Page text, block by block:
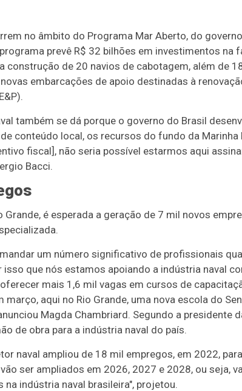
no âmbito do Programa Mar Aberto, do
prevê R$ 32 bilhões em investimentos na
construção de 20 navios de cabotagem, além de
embarcações de apoio destinadas à
também se dá porque o governo do Brasil
conteúdo local, os recursos do fundo da
fiscal], não seria possível estarmos aqui
Bacci.
Grande, é esperada a geração de 7 mil novos
um número significativo de profissionais
isso que nós estamos apoiando a indústria naval
mais 1,6 mil vagas em cursos de
aqui no Rio Grande, uma nova escola do
Magda Chambriard. Segundo a presidente
de obra para a indústria naval do país.
naval ampliou de 18 mil empregos, em 2022,
ser ampliados em 2026, 2027 e 2028, ou seja,
indústria naval brasileira", projetou.